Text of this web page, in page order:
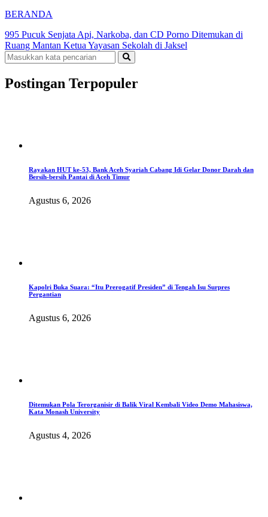
BERANDA
995 Pucuk Senjata Api, Narkoba, dan CD Porno Ditemukan di
Ruang Mantan Ketua Yayasan Sekolah di Jaksel
Postingan Terpopuler
Rayakan HUT ke-53, Bank Aceh Syariah Cabang Idi Gelar Donor Darah dan
Bersih-bersih Pantai di Aceh Timur
Agustus 6, 2026
Kapolri Buka Suara: “Itu Prerogatif Presiden” di Tengah Isu Surpres
Pergantian
Agustus 6, 2026
Ditemukan Pola Terorganisir di Balik Viral Kembali Video Demo Mahasiswa,
Kata Monash University
Agustus 4, 2026